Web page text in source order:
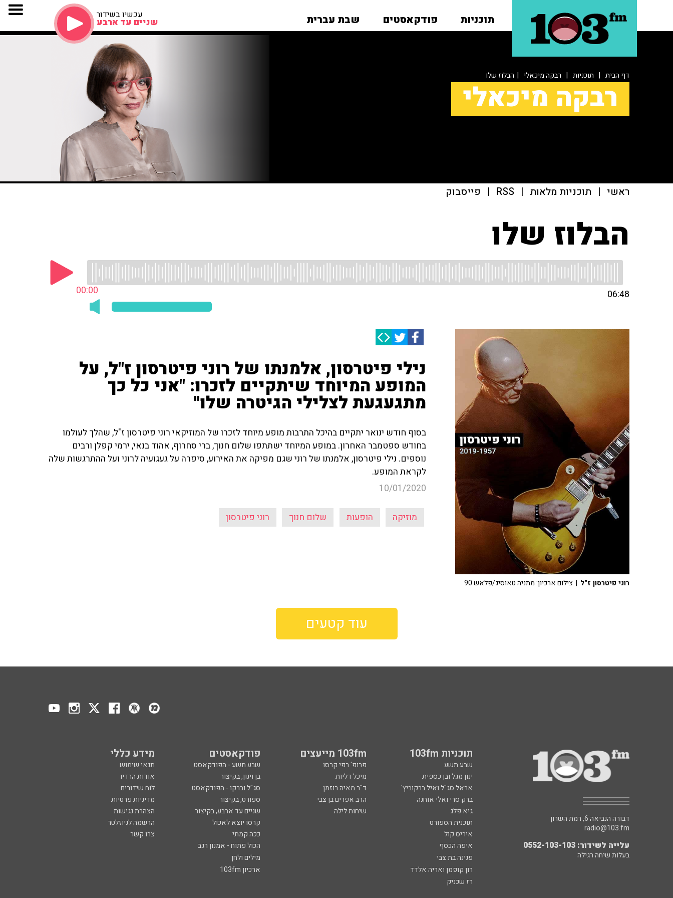
תוכניות פודקאסטים שבת עברית עכשיו בשידור
שניים עד ארבע
דף הבית | תוכניות | רבקה מיכאלי | הבלוז שלו
רבקה מיכאלי
ראשי | תוכניות מלאות |
RSS
| פייסבוק
הבלוז שלו
00:00 06:48
נילי פיטרסון, אלמנתו של רוני פיטרסון ז"ל, על
המופע המיוחד שיתקיים לזכרו: "אני כל כך
מתגעגעת לצלילי הגיטרה שלו"
בסוף חודש ינואר יתקיים בהיכל התרבות מופע מיוחד לזכרו של המוזיקאי רוני פיטרסון ז"ל, שהלך לעולמו
בחודש ספטמבר האחרון. במופע המיוחד ישתתפו שלום חנוך, ברי סחרוף, אהוד בנאי, ירמי קפלן ורבים
נוספים. נילי פיטרסון, אלמנתו של רוני שגם מפיקה את האירוע, סיפרה על געגועיה לרוני ועל ההתרגשות שלה
לקראת המופע.
10/01/2020
מוזיקה הופעות שלום חנוך רוני פיטרסון
רוני פיטרסון ז"ל | צילום ארכיון: מתניה טאוסיג/פלאש 90
עוד קטעים
תוכניות 103fm 103fm מייעצים פודקאסטים מידע כללי
שבע תשע פרופ' רפי קרסו שבע תשע - הפודקאסט
תנאי שימוש
ינון מגל ובן כספית
מיכל דליות בן וינון, בקיצור
אודות הרדיו
אראל סג"ל ואיל ברקוביץ'
ד"ר מאיה רוזמן סג"ל וברקו - הפודקאסט
לוח שידורים
ברק סרי ואלי אוחנה
הרב אפרים בן צבי ספורט, בקיצור
מדיניות פרטיות
גיא פלג
שיחות לילה שניים עד ארבע, בקיצור
הצהרת נגישות
תוכנית הספורט
קרסו יוצא לאכול
הרשמה לניוזלטר
איריס קול
ככה קמתי
צרו קשר
איפה הכסף
הכול פתוח - אמנון רגב
פנינה בת צבי
מילים ולחן
רון קופמן ואריה אלדד
ארכיון 103fm
רז שכניק
דבורה הנביאה 6, רמת השרון
radio@103.fm
עלייה לשידור: 0552-103-103
בעלות שיחה רגילה